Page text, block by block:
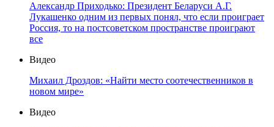
Александр Приходько: Президент Беларуси А.Г.
Лукашенко одним из первых понял, что если проиграет
Россия, то на постсоветском пространстве проиграют
все
Видео
Михаил Дроздов: «Найти место соотечественников в
новом мире»
Видео